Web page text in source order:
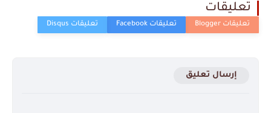
تعليقات
إرسال تعليق